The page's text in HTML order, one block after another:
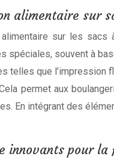
alimentaire sur
alimentaire sur les
spéciales, souvent à
telles que l’impression
permet aux
En intégrant des
innovants pour